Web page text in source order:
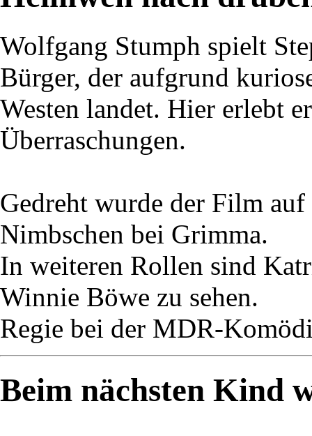
Wolfgang Stumph spielt
Bürger, der aufgrund
Westen landet. Hier erlebt
Überraschungen.
Gedreht wurde der Film
Nimbschen bei Grimma.
In weiteren Rollen sind
Winnie Böwe zu sehen.
Regie bei der MDR-
Beim nächsten Kind